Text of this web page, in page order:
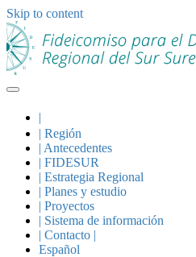
Skip to content
|
| Región
| Antecedentes
| FIDESUR
| Estrategia Regional
| Planes y estudio
| Proyectos
| Sistema de información
| Contacto |
Español